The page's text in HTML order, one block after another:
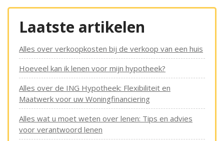
Laatste artikelen
Alles over verkoopkosten bij de verkoop van een huis
Hoeveel kan ik lenen voor mijn hypotheek?
Alles over de ING Hypotheek: Flexibiliteit en
Maatwerk voor uw Woningfinanciering
Alles wat u moet weten over lenen: Tips en advies
voor verantwoord lenen